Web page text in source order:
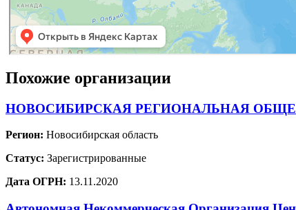
Похожие организации
НОВОСИБИРСКАЯ РЕГИОНАЛЬНАЯ
Регион: Новосибирская область
Статус: Зарегистрированные
Дата ОГРН: 13.11.2020